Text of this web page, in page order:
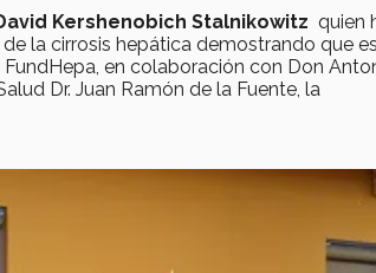
Kershenobich Stalnikowitz quien
la cirrosis hepática demostrando que es
en colaboración con Don
Dr. Juan Ramón de la Fuente, la